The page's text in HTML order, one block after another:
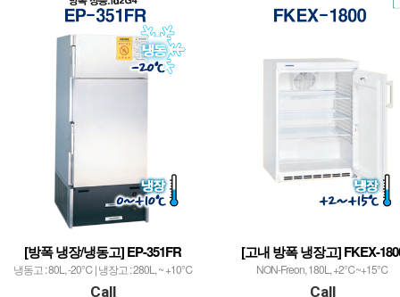
[방폭 냉장/냉동고] EP-351FR
냉동고 : 80L, -20℃ | 냉장고 : 280L, ~ +10℃
Call
[고내 방폭 냉장고] FKEX-
NON-Freon, 180L, +2℃~+15℃
Call